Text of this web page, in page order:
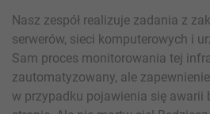
Nasz zespół realizuje zadania z
serwerów, sieci komputerowych i
Sam proces monitorowania tej
zautomatyzowany, ale
w przypadku pojawienia się awarii